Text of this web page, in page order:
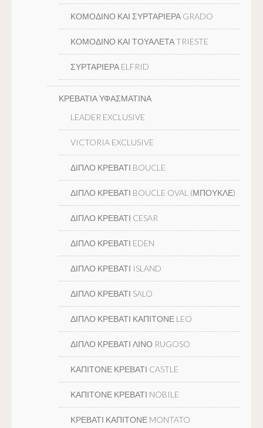
ΚΟΜΟΔΙΝΟ ΚΑΙ ΣΥΡΤΑΡΙΕΡΑ GRADO
ΚΟΜΟΔΙΝΟ ΚΑΙ ΤΟΥΑΛΕΤΑ TRIESTE
ΣΥΡΤΑΡΙΕΡΑ ELFRID
ΚΡΕΒΑΤΙΑ ΥΦΑΣΜΑΤΙΝΑ
LEADER EXCLUSIVE
VICTORIA EXCLUSIVE
ΔΙΠΛΟ ΚΡΕΒΑΤΙ BOUCLE
ΔΙΠΛΟ ΚΡΕΒΑΤΙ BOUCLE OVAL (ΜΠΟΥΚΛΕ)
ΔΙΠΛΟ ΚΡΕΒΑΤΙ CESAR
ΔΙΠΛΟ ΚΡΕΒΑΤΙ EDEN
ΔΙΠΛΟ ΚΡΕΒΑΤΙ ISLAND
ΔΙΠΛΟ ΚΡΕΒΑΤΙ SALO
ΔΙΠΛΟ ΚΡΕΒΑΤΙ ΚΑΠΙΤΟΝΕ LEO
ΔΙΠΛΟ ΚΡΕΒΑΤΙ ΛΙΝΟ RUGOSO
ΚΑΠΙΤΟΝΕ ΚΡΕΒΑΤΙ CASTLE
ΚΑΠΙΤΟΝΕ ΚΡΕΒΑΤΙ NOBILE
ΚΡΕΒΑΤΙ ΚΑΠΙΤΟΝΕ MONTATO